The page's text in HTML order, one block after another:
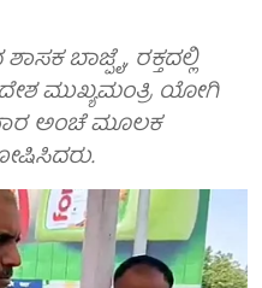
ಬಾಜ್ಪೈ, ರಕ್ತದಲ್ಲಿ
ಮುಖ್ಯಮಂತ್ರಿ ಯೋಗಿ
ಅಂಚೆ ಮೂಲಕ